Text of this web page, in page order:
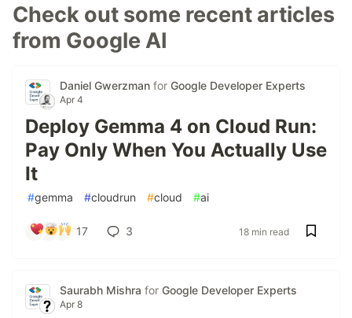
Check out some recent articles
from Google AI
Daniel Gwerzman for Google Developer Experts
Apr 4
Deploy Gemma 4 on Cloud Run:
Pay Only When You Actually Use
It
#gemma #cloudrun #cloud #ai
17 3 18 min read
Saurabh Mishra for Google Developer Experts
Apr 8